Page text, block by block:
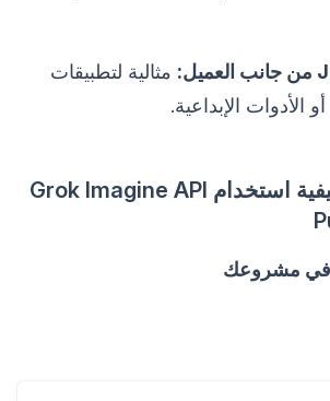
مثالية لتطبيقات
الأدوات الإبداعية.
خطوة بخطوة: كيفية استخدام Grok Imagine API